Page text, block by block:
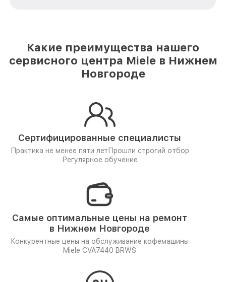
Какие преимущества нашего
сервисного центра Miele в Нижнем
Новгороде
Сертифицированные специалисты
Практика не менее пяти лет Прошли строгий отбор
Регулярное обучение
Самые оптимальные цены на ремонт
в Нижнем Новгороде
Конкурентные цены на обслуживание кофемашины
Miele CVA7440 BRWS